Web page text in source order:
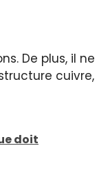
De plus, il ne
cuivre,
doit